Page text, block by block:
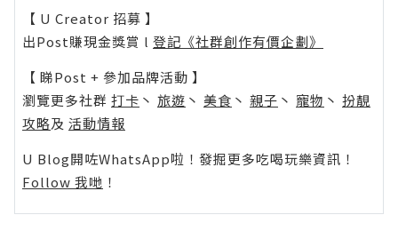
【 U Creator 招募 】
出Post賺現金獎賞 l 登記《社群創作有價企劃》
【 睇Post + 參加品牌活動 】
瀏覽更多社群 打卡 丶 旅遊 丶 美食 丶 親子 丶 寵物 丶 扮靚
攻略及 活動情報
U Blog開咗WhatsApp啦！發掘更多吃喝玩樂資訊！
Follow 我哋 ！